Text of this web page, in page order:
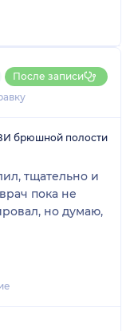
После записи
брюшной полости
тщательно и
пока не
но думаю,